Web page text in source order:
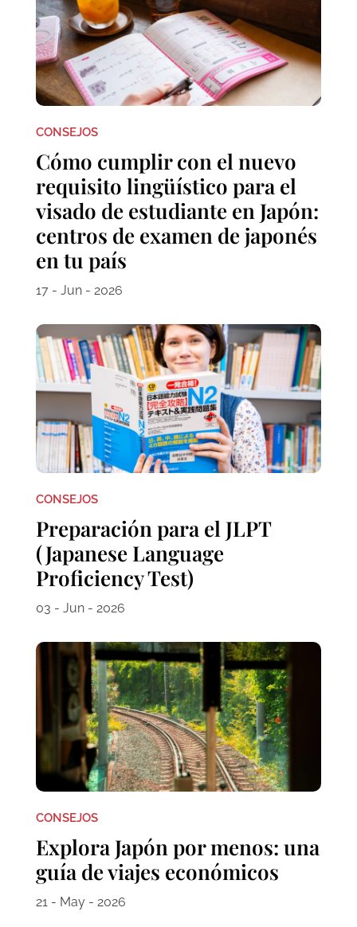
CONSEJOS
Cómo cumplir con el nuevo
requisito lingüístico para el
visado de estudiante en Japón:
centros de examen de japonés
en tu país
17 - Jun - 2026
CONSEJOS
Preparación para el JLPT
(Japanese Language
Proficiency Test)
03 - Jun - 2026
CONSEJOS
Explora Japón por menos: una
guía de viajes económicos
21 - May - 2026